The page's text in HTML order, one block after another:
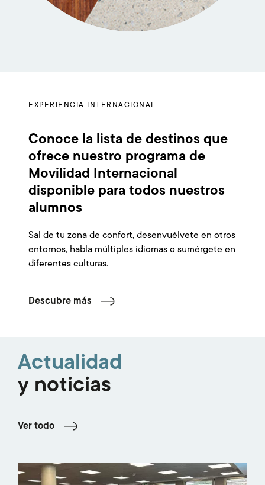
EXPERIENCIA INTERNACIONAL
Conoce la lista de destinos que
ofrece nuestro programa de
Movilidad Internacional
disponible para todos nuestros
alumnos
Sal de tu zona de confort, desenvuélvete en otros
entornos, habla múltiples idiomas o sumérgete en
diferentes culturas.
Descubre más
Actualidad
y noticias
Ver todo